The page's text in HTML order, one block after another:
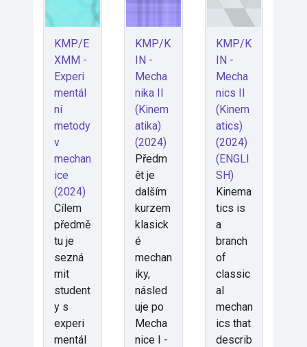
KMP/E
XMM -
Experi
mentál
ní
metody
v
mechan
ice
(2024)
Cílem
předmě
tu je
sezná
mit
student
y s
experi
mentál
KMP/K
IN -
Mecha
nika II
(Kinem
atika)
(2024)
Předm
ět je
dalším
kurzem
klasick
é
mechan
iky,
násled
uje po
Mecha
nice I -
KMP/K
IN -
Mecha
nics II
(Kinem
atics)
(2024)
(ENGLI
SH)
Kinema
tics is
a
branch
of
classic
al
mechan
ics that
describ